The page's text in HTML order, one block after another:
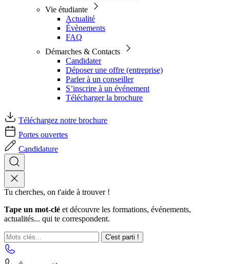
Vie étudiante
Actualité
Évènements
FAQ
Démarches & Contacts
Candidater
Déposer une offre (entreprise)
Parler à un conseiller
S’inscrire à un événement
Télécharger la brochure
Téléchargez notre brochure
Portes ouvertes
Candidature
Tu cherches, on t'aide à trouver !
Tape un mot-clé et découvre les formations, événements,
actualités... qui te correspondent.
C'est parti !